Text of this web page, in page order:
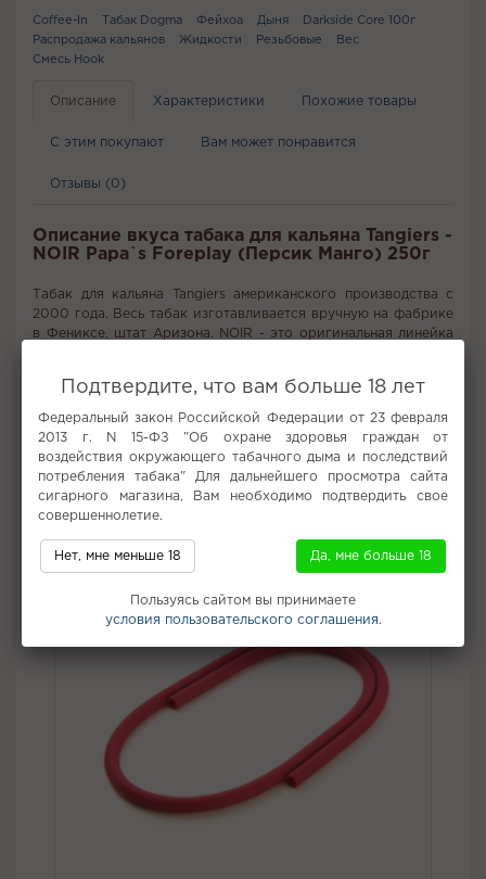
Coffee-In Табак Dogma Фейхоа Дыня
Darkside Core 100г
Распродажа кальянов
Жидкости Резьбовые
Вес
Смесь Hook
Описание Характеристики Похожие товары
С этим покупают Вам может понравится
Отзывы (0)
Описание вкуса табака для кальяна Tangiers -
NOIR Papa`s Foreplay (Персик Манго) 250г
Табак для кальяна Tangiers американского производства с
2000 года. Весь табак изготавливается вручную на фабрике
в Фениксе, штат Аризона. NOIR - это оригинальная линейка
никотина. Иными словами табак средней крепости.
Вкус: Персик, Манго
Все вкусы табака для кальяна Tangiers
Не забудьте купить
Подтвердите, что вам больше 18 лет
Федеральный закон Российской Федерации от 23 февраля
2013 г. N 15-ФЗ "Об охране здоровья граждан от
воздействия окружающего табачного дыма и последствий
потребления табака" Для дальнейшего просмотра сайта
сигарного магазина, Вам необходимо подтвердить свое
совершеннолетие.
Нет, мне меньше 18 Да, мне больше 18
Пользуясь сайтом вы принимаете
условия пользовательского соглашения.